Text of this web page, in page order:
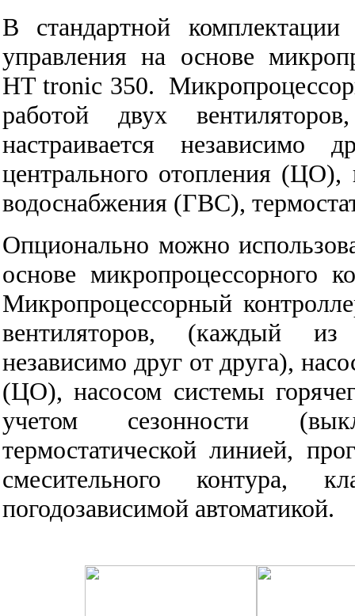
В стандартной
управления на основе
HT tronic 350.
работой двух
настраивается независимо
центрального отопления (ЦО),
водоснабжения (ГВС),
Опционально можно
основе микропроцессорного
Микропроцессорный
вентиляторов, (каждый из
независимо друг от друга),
(ЦО), насосом системы
учетом сезонности
термостатической линией,
смесительного контура,
погодозависимой автоматикой.